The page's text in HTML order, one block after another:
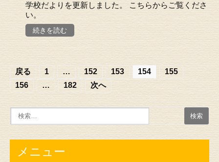
学校だよりを更新しました。 こちらからご覧くださ
い。
続きを読む
投
稿
の
ナ
ビ
ゲ
戻る 1 … 152 153 154
155
156
… 182 次へ
メニュー